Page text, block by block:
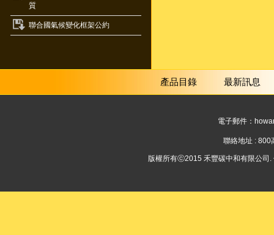
質
聯合國氣候變化框架公約
產品目錄 最新訊息
電子郵件：
聯絡地址 : 800
版權所有ⓒ2015 禾豐碳中和有限公司